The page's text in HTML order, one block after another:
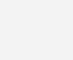
und
im
Parks
bietet der